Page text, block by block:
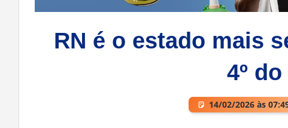
RN é o estado mais
4º
14/02/2026 às